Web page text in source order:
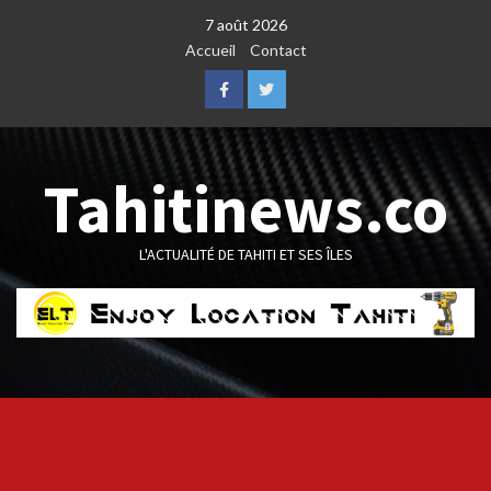
7 août 2026
Accueil
Contact
FacebookTwitter
Tahitinews.co
L'ACTUALITÉ DE TAHITI ET SES ÎLES